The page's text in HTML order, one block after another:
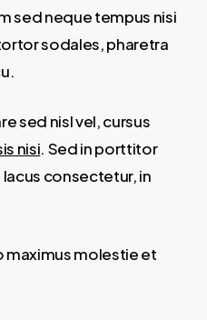
sed neque tempus nisi
sodales, pharetra
sed nisl vel, cursus
nisi. Sed in porttitor
consectetur, in
maximus molestie et